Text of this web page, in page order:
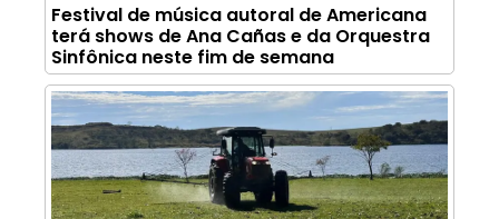
Festival de música autoral de Americana
terá shows de Ana Cañas e da Orquestra
Sinfônica neste fim de semana